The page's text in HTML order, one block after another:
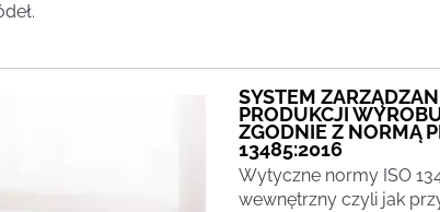
SYSTEM
PRODUKCJI
ZGODNIE Z NORMĄ
13485:2016
Wytyczne normy ISO
wewnętrzny czyli jak